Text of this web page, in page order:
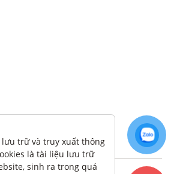
trữ và truy xuất thông
là tài liệu lưu trữ
sinh ra trong quá